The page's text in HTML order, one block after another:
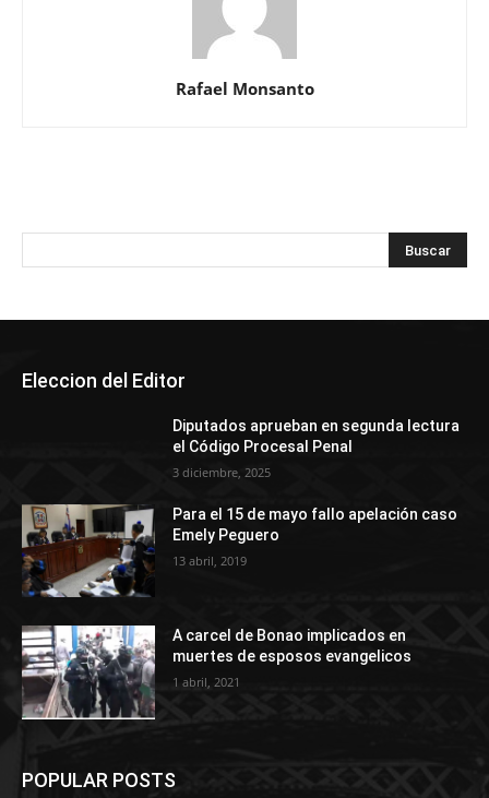
Rafael Monsanto
Eleccion del Editor
Diputados aprueban en segunda lectura
el Código Procesal Penal
3 diciembre, 2025
Para el 15 de mayo fallo apelación caso
Emely Peguero
13 abril, 2019
A carcel de Bonao implicados en
muertes de esposos evangelicos
1 abril, 2021
POPULAR POSTS